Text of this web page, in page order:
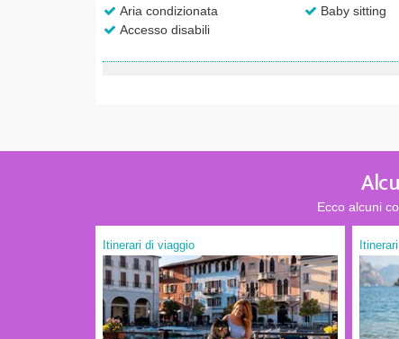
Aria condizionata
Baby sitting
Accesso disabili
Ecco alcuni
Itinerari di viaggio